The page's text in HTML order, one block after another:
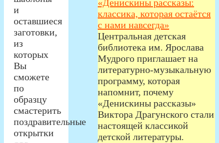
и
оставшиеся
заготовки,
из
которых
Вы
сможете
по
образцу
смастерить
поздравительные
открытки
«Денискины рассказы:
классика, которая остаётся
с нами навсегда»
Центральная детская
библиотека им. Ярослава
Мудрого приглашает на
литературно‑музыкальную
программу, которая
напомнит, почему
«Денискины рассказы»
Виктора Драгунского стали
настоящей классикой
детской литературы.